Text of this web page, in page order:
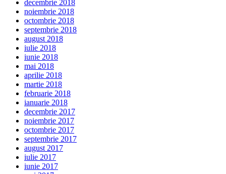
decembrie 2018
noiembrie 2018
octombrie 2018
septembrie 2018
august 2018
iulie 2018
iunie 2018
mai 2018
aprilie 2018
martie 2018
februarie 2018
ianuarie 2018
decembrie 2017
noiembrie 2017
octombrie 2017
septembrie 2017
august 2017
iulie 2017
iunie 2017